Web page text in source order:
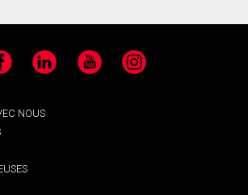
LinkedIn YouTube Instagram
NOUS